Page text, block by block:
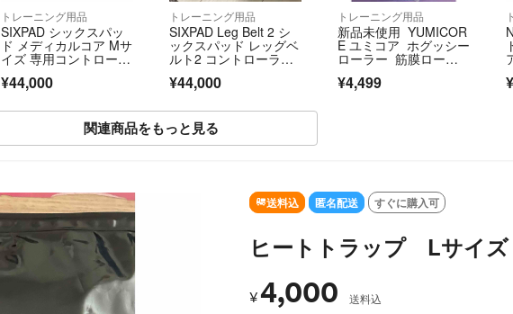
トレーニング用品
SIXPAD シックスパッ
ド メディカルコア Mサ
イズ 専用コントローラ
ー付き
¥44,000
トレーニング用品
SIXPAD Leg Belt 2 シ
ックスパッド レッグベ
ルト2 コントローラー
¥44,000
トレーニング用品
新品未使用 YUMICOR
E ユミコア ホグッシー
ローラー 筋膜ローラ
¥4,499
関連商品をもっと見る
送料込 匿名配送 すぐに購入可
ヒートトラップ Lサイズ
¥4,000 送料込